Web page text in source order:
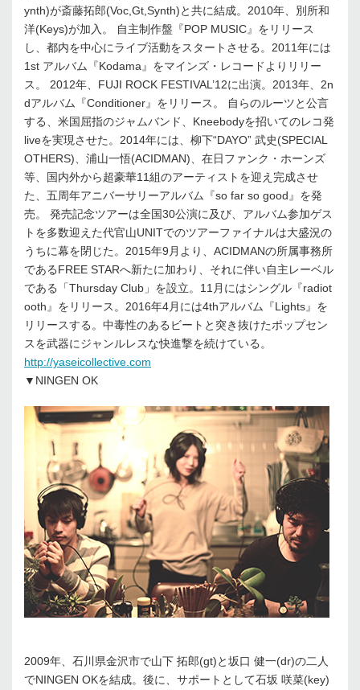
ynth)が斎藤拓郎(Voc,Gt,Synth)と共に結成。2010年、別所和
洋(Keys)が加入。 自主制作盤『POP MUSIC』をリリース
し、都内を中心にライブ活動をスタートさせる。2011年には
1st アルバム『Kodama』をマインズ・レコードよりリリー
ス。 2012年、FUJI ROCK FESTIVAL’12に出演。2013年、2n
dアルバム『Conditioner』をリリース。 自らのルーツと公言
する、米国屈指のジャムバンド、Kneebodyを招いてのレコ発
liveを実現させた。2014年には、柳下“DAYO” 武史(SPECIAL
OTHERS)、浦山一悟(ACIDMAN)、在日ファンク・ホーンズ
等、国内外から超豪華11組のアーティストを迎え完成させ
た、五周年アニバーサリーアルバム『so far so good』を発
売。 発売記念ツアーは全国30公演に及び、アルバム参加ゲス
トを多数迎えた代官山UNITでのツアーファイナルは大盛況の
うちに幕を閉じた。2015年9月より、ACIDMANの所属事務所
であるFREE STARへ新たに加わり、それに伴い自主レーベル
である「Thursday Club」を設立。11月にはシングル『radiot
ooth』をリリース。2016年4月には4thアルバム『Lights』を
リリースする。中毒性のあるビートと突き抜けたポップセン
スを武器にジャンルレスな快進撃を続けている。
http://yaseicollective.com
▼NINGEN OK
2009年、石川県金沢市で山下 拓郎(gt)と坂口 健一(dr)の二人
でNINGEN OKを結成。後に、サポートとして石坂 咲菜(key)